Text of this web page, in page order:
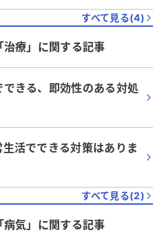
すべて見る(4)
治療」に関する記事
きる、即効性のある対処
活でできる対策はありま
すべて見る(2)
病気」に関する記事